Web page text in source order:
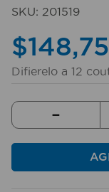
SKU: 201519
$148,75
Difierelo a 12
－
10. taladro